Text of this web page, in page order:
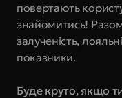
повертають
знайомитись!
залученість,
показники.
Буде круто, якщо